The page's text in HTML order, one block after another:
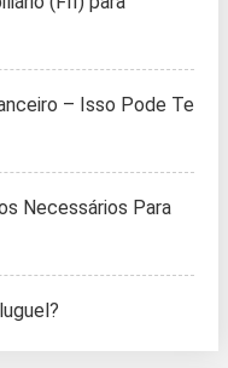
– Isso Pode Te
Necessários Para